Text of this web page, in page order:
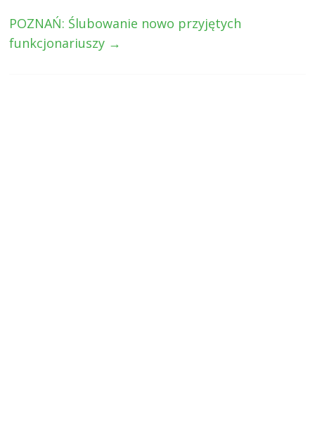
POZNAŃ: Ślubowanie nowo przyjętych
funkcjonariuszy →